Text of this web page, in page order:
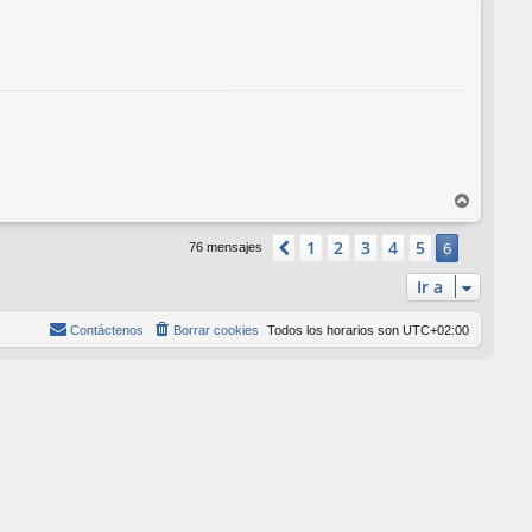
r
76 mensajes Anterior
1 2 3 4 5 6
Ir a
Todos los horarios son UTC+02:00
Borrar cookies
Contáctenos